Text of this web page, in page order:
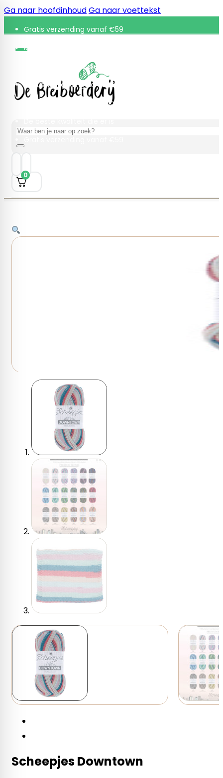
Ga naar hoofdinhoudGa naar voettekst
Gratis verzending vanaf €59
Retourneren binnen 30 dagen
De beste kwaliteit die er is
Gratis verzending vanaf €59
Retourneren binnen 30 dagen
Zoeken
0
Scheepjes Downtown